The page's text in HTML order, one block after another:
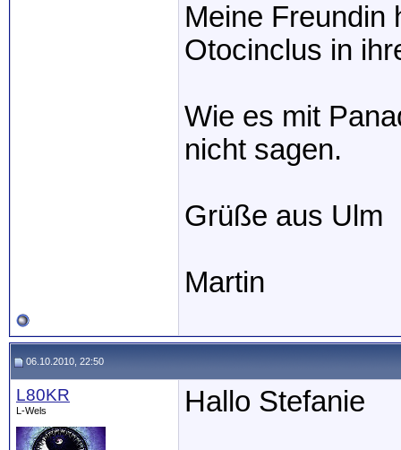
Meine Freundin
Otocinclus in
Wie es mit
nicht sagen.
Grüße aus Ulm
Martin
06.10.2010, 22:50
L80KR
L-Wels Hallo Stefanie